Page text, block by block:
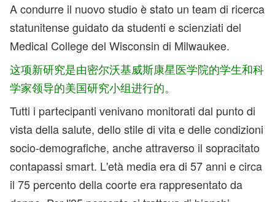
A condurre il nuovo studio è stato un team di ricerca
statunitense guidato da studenti e scienziati del
Medical College del Wisconsin di Milwaukee.
这项新研究是由密尔沃基威斯康星医学院的学生和科
学家领导的美国研究小组进行的。
Tutti i partecipanti venivano monitorati dal punto di
vista della salute, dello stile di vita e delle condizioni
socio-demografiche, anche attraverso il sopracitato
contapassi smart. L'età media era di 57 anni e circa
il 75 percento della coorte era rappresentato da